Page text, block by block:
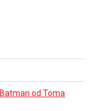
Batman od Toma